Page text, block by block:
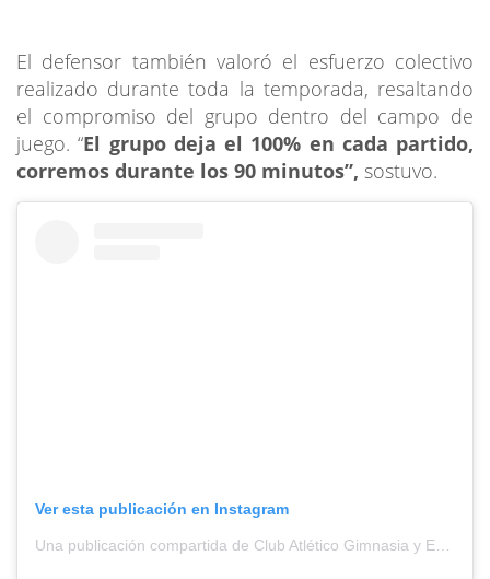
El defensor también valoró el esfuerzo colectivo
realizado durante toda la temporada, resaltando
el compromiso del grupo dentro del campo de
juego. “El grupo deja el 100% en cada partido,
corremos durante los 90 minutos”, sostuvo.
Ver esta publicación en Instagram
Una publicación compartida de Club Atlético Gimnasia y Esgrima de Jujuy (@oficialgyejujuy)